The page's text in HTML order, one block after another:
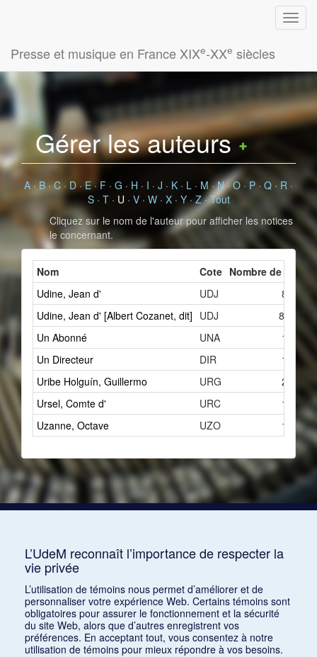
Presse et musique en France XIXe-XXe siècles
Gérer les auteurs
A·B·C · D·E· F · G · H · I · J · K · L · M·N·O · P· Q · R ·
S· T· U · V· W· X· Y·Z·Tout
Cliquez sur le nom de l'auteur pour afficher les notices
le concernant.
Nom Cote Nombre de
Udine, Jean d'
UDJ
8
Udine, Jean d' [Albert Cozanet, dit] UDJ
84
Un Abonné
UNA
1
Un Directeur
DIR
1
Uribe Holguín, Guillermo
URG
2
Ursel, Comte d'
URC
1
Uzanne, Octave
UZO 1
L’UdeM reconnaît l’importance de respecter la
vie privée
L’utilisation de témoins nous permet d’améliorer et de
personnaliser votre expérience Web. Certains témoins sont
obligatoires pour assurer le fonctionnement et la sécurité
du site Web, alors que d’autres enregistrent vos
préférences. En acceptant tout, vous consentez à notre
utilisation de témoins pour mieux répondre à vos besoins.